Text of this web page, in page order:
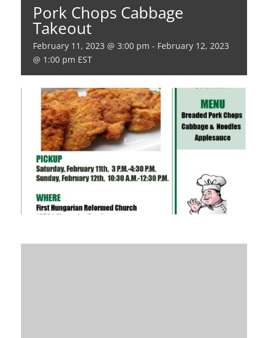
Pork Chops Cabbage
Takeout
February 11, 2023 @ 3:00 pm - February 12, 2023
@ 1:00 pm EST